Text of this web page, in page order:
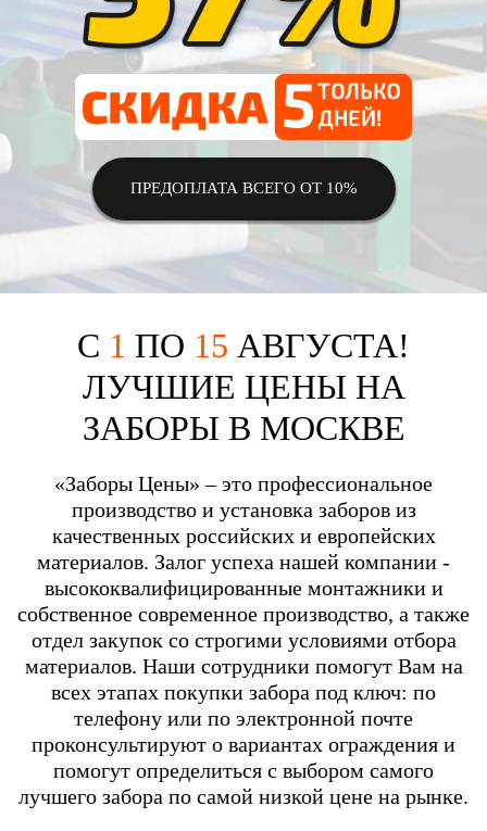
ПРЕДОПЛАТА ВСЕГО ОТ 10%
C 1 ПО 15 АВГУСТА!
ЛУЧШИЕ ЦЕНЫ НА
ЗАБОРЫ В МОСКВЕ
«Заборы Цены» – это профессиональное
производство и установка заборов из
качественных российских и европейских
материалов. Залог успеха нашей компании -
высококвалифицированные монтажники и
собственное современное производство, а также
отдел закупок со строгими условиями отбора
материалов. Наши сотрудники помогут Вам на
всех этапах покупки забора под ключ: по
телефону или по электронной почте
проконсультируют о вариантах ограждения и
помогут определиться с выбором самого
лучшего забора по самой низкой цене на рынке.